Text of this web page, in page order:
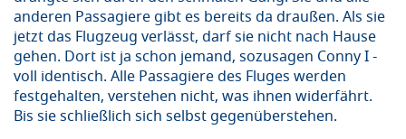
anderen Passagiere gibt es bereits da draußen. Als sie
jetzt das Flugzeug verlässt, darf sie nicht nach Hause
gehen. Dort ist ja schon jemand, sozusagen Conny I -
voll identisch. Alle Passagiere des Fluges werden
festgehalten, verstehen nicht, was ihnen widerfährt.
Bis sie schließlich sich selbst gegenüberstehen.